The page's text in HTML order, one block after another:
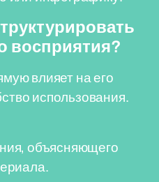
восприятия?
влияет на его
использования.
объясняющего